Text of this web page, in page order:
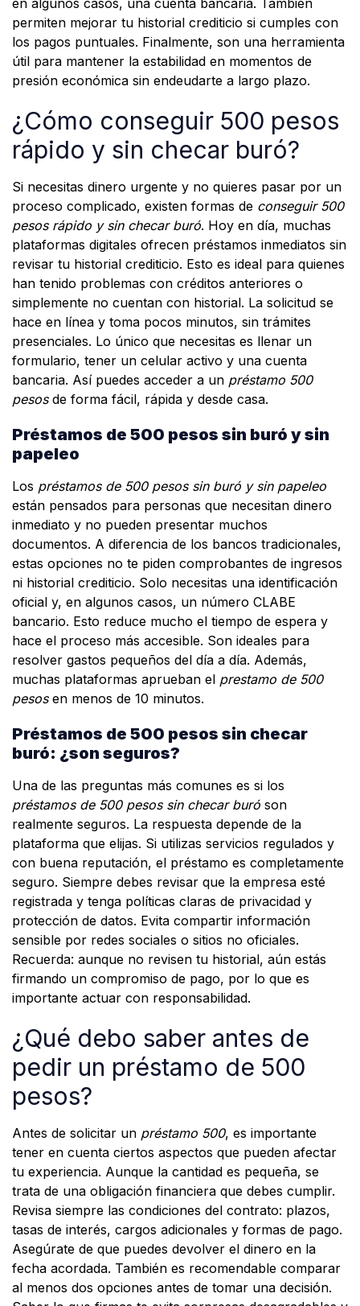
en algunos casos, una cuenta bancaria. También
permiten mejorar tu historial crediticio si cumples con
los pagos puntuales. Finalmente, son una herramienta
útil para mantener la estabilidad en momentos de
presión económica sin endeudarte a largo plazo.
¿Cómo conseguir 500 pesos
rápido y sin checar buró?
Si necesitas dinero urgente y no quieres pasar por un
proceso complicado, existen formas de conseguir 500
pesos rápido y sin checar buró. Hoy en día, muchas
plataformas digitales ofrecen préstamos inmediatos sin
revisar tu historial crediticio. Esto es ideal para quienes
han tenido problemas con créditos anteriores o
simplemente no cuentan con historial. La solicitud se
hace en línea y toma pocos minutos, sin trámites
presenciales. Lo único que necesitas es llenar un
formulario, tener un celular activo y una cuenta
bancaria. Así puedes acceder a un préstamo 500
pesosde forma fácil, rápida y desde casa.
Préstamos de 500 pesos sin buró y sin
papeleo
Los préstamos de 500 pesos sin buró y sin papeleo
están pensados para personas que necesitan dinero
inmediato y no pueden presentar muchos
documentos. A diferencia de los bancos tradicionales,
estas opciones no te piden comprobantes de ingresos
ni historial crediticio. Solo necesitas una identificación
oficial y, en algunos casos, un número CLABE
bancario. Esto reduce mucho el tiempo de espera y
hace el proceso más accesible. Son ideales para
resolver gastos pequeños del día a día. Además,
muchas plataformas aprueban el prestamo de 500
pesosen menos de 10 minutos.
Préstamos de 500 pesos sin checar
buró: ¿son seguros?
Una de las preguntas más comunes es si los
préstamos de 500 pesos sin checar buró son
realmente seguros. La respuesta depende de la
plataforma que elijas. Si utilizas servicios regulados y
con buena reputación, el préstamo es completamente
seguro. Siempre debes revisar que la empresa esté
registrada y tenga políticas claras de privacidad y
protección de datos. Evita compartir información
sensible por redes sociales o sitios no oficiales.
Recuerda: aunque no revisen tu historial, aún estás
firmando un compromiso de pago, por lo que es
importante actuar con responsabilidad.
¿Qué debo saber antes de
pedir un préstamo de 500
pesos?
Antes de solicitar un préstamo 500, es importante
tener en cuenta ciertos aspectos que pueden afectar
tu experiencia. Aunque la cantidad es pequeña, se
trata de una obligación financiera que debes cumplir.
Revisa siempre las condiciones del contrato: plazos,
tasas de interés, cargos adicionales y formas de pago.
Asegúrate de que puedes devolver el dinero en la
fecha acordada. También es recomendable comparar
al menos dos opciones antes de tomar una decisión.